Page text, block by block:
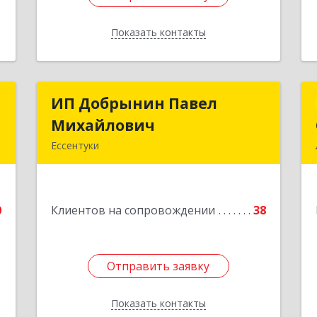
Показать контакты
Назад
ИП Добрынин Павел
Михайлович
Ессентуки
Клиентов на сопровождении 38
Отправить заявку
Показать контакты
ИП Добрынин Павел
Отправить заявку
Назад